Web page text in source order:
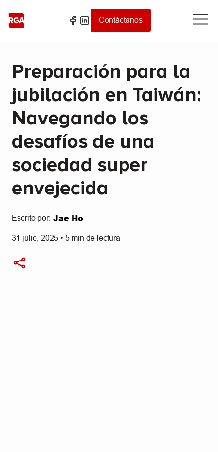
Contáctanos
Preparación para la
jubilación en Taiwán:
Navegando los
desafíos de una
sociedad super
envejecida
Escrito por: Jae Ho
31 julio, 2025 • 5 min de lectura